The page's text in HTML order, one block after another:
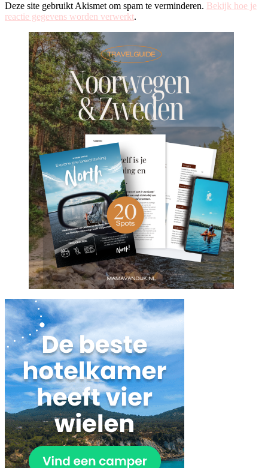
Deze site gebruikt Akismet om spam te verminderen. Bekijk hoe je
reactie gegevens worden verwerkt.